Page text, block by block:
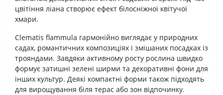
цвітіння ліана створює ефект білосніжної квітучої
хмари.
Clematis flammula гармонійно виглядає у природних
садах, романтичних композиціях і змішаних посадках із
трояндами. Завдяки активному росту рослина швидко
формує затишні зелені ширми та декоративні фони для
інших культур. Деякі компактні форми також підходять
для вирощування біля терас або зон відпочинку.